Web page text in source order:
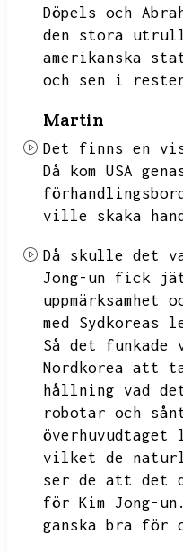
Döpels och
den stora
amerikanska
och sen i
Martin
Det finns en
Då kom USA
ville skaka
Då skulle det
Jong-un fick
uppmärksamhet
med Sydkoreas
Så det
Nordkorea att
hållning vad
robotar och
överhuvudtaget
vilket de
ser de att det
för Kim Jong-un.
ganska bra för